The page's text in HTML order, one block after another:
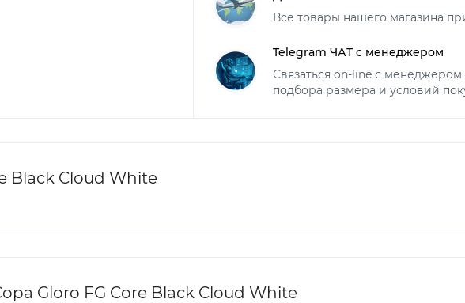
Все товары нашего магазина
Telegram ЧАТ с менеджером
Связаться on-line с менеджером
подбора размера и условий
Black Cloud White
Gloro FG Core Black Cloud White